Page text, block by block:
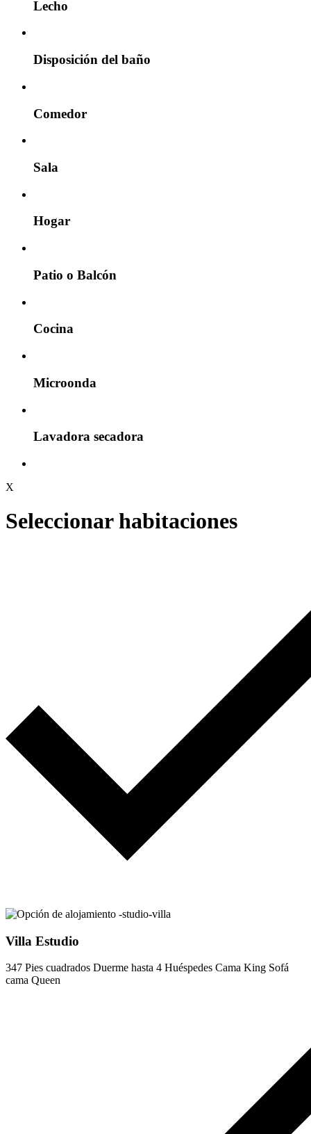
Lecho
Disposición del baño
Comedor
Sala
Hogar
Patio o Balcón
Cocina
Microonda
Lavadora secadora
X
Seleccionar habitaciones
Villa Estudio
347 Pies cuadrados Duerme hasta 4 Huéspedes Cama King Sofá
cama Queen